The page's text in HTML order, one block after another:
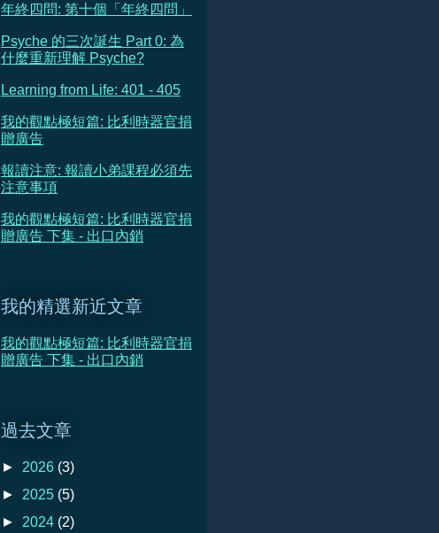
年終四問: 第十個「年終四問」
Psyche 的三次誕生 Part 0: 為
什麼重新理解 Psyche?
Learning from Life: 401 - 405
我的觀點極短篇: 比利時器官捐
贈廣告
報讀注意: 報讀小弟課程必須先
注意事項
我的觀點極短篇: 比利時器官捐
贈廣告 下集 - 出口內銷
我的精選新近文章
我的觀點極短篇: 比利時器官捐
贈廣告 下集 - 出口內銷
過去文章
► 2026 (3)
► 2025 (5)
► 2024 (2)